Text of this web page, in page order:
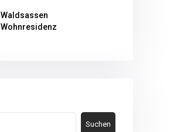
Waldsassen
Wohnresidenz
Suchen